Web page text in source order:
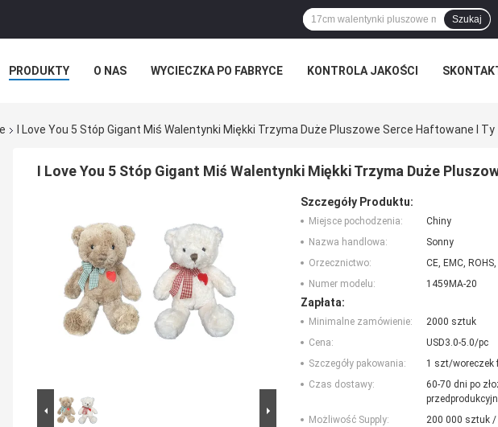
Szukaj
PRODUKTY O NAS WYCIECZKA PO FABRYCE KONTROLA JAKOŚCI
I Love You 5 Stóp Gigant Miś Walentynki Miękki Trzyma Duże Pluszowe Serce Haftowane I Ty
I Love You 5 Stóp Gigant Miś Walentynki Miękki Trzyma Duże
Szczegóły Produktu:
Miejsce pochodzenia:
Chiny
Nazwa handlowa:
Sonny
Orzecznictwo:
CE, EMC,
Numer modelu:
1459MA-20
Zapłata:
Minimalne zamówienie:
2000 sztuk
Cena:
USD3.0-5.0/pc
Szczegóły pakowania:
1 szt/woreczek
Czas dostawy:
60-70 dni po
Możliwość Supply:
200 000 sztuk